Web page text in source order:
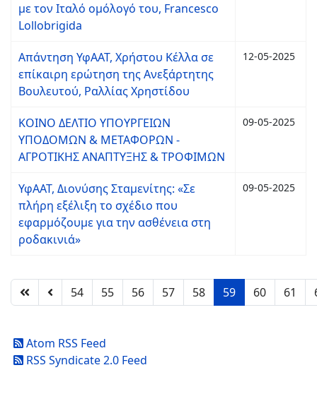
με τον Ιταλό ομόλογό του, Francesco
Lollobrigida
Απάντηση ΥφΑΑΤ, Χρήστου Κέλλα σε
επίκαιρη ερώτηση της Ανεξάρτητης
Βουλευτού, Ραλλίας Χρηστίδου
12-05-2025
ΚΟΙΝΟ ΔΕΛΤΙΟ ΥΠΟΥΡΓΕΙΩΝ
ΥΠΟΔΟΜΩΝ & ΜΕΤΑΦΟΡΩΝ -
ΑΓΡΟΤΙΚΗΣ ΑΝΑΠΤΥΞΗΣ & ΤΡΟΦΙΜΩΝ
09-05-2025
ΥφΑΑΤ, Διονύσης Σταμενίτης: «Σε
πλήρη εξέλιξη το σχέδιο που
εφαρμόζουμε για την ασθένεια στη
ροδακινιά»
09-05-2025
54 55 56 57 58 59 60 61
Atom RSS Feed
RSS Syndicate 2.0 Feed